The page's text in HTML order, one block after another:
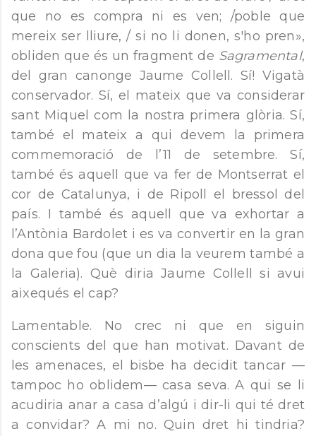
que no es compra ni es ven; /poble que
mereix ser lliure, / si no li donen, s'ho pren»,
obliden que és un fragment de Sagramental,
del gran canonge Jaume Collell. Sí! Vigatà
conservador. Sí, el mateix que va considerar
sant Miquel com la nostra primera glòria. Sí,
també el mateix a qui devem la primera
commemoració de l’11 de setembre. Sí,
també és aquell que va fer de Montserrat el
cor de Catalunya, i de Ripoll el bressol del
país. I també és aquell que va exhortar a
l’Antònia Bardolet i es va convertir en la gran
dona que fou (que un dia la veurem també a
la Galeria). Què diria Jaume Collell si avui
aixequés el cap?
Lamentable. No crec ni que en siguin
conscients del que han motivat. Davant de
les amenaces, el bisbe ha decidit tancar —
tampoc ho oblidem— casa seva. A qui se li
acudiria anar a casa d’algú i dir-li qui té dret
a convidar? A mi no. Quin dret hi tindria?